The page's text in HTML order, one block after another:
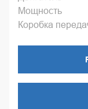
Мощность
Коробка